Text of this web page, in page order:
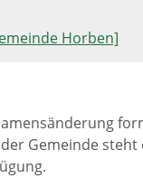
Horben]
der Gemeinde